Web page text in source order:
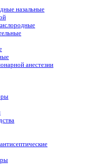
назальные
анестезии